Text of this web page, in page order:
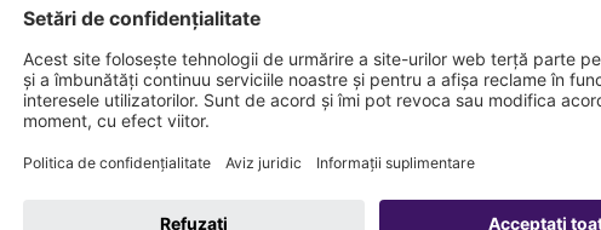
DN 100, 1 roll ring DN 125 and 2 O-rings